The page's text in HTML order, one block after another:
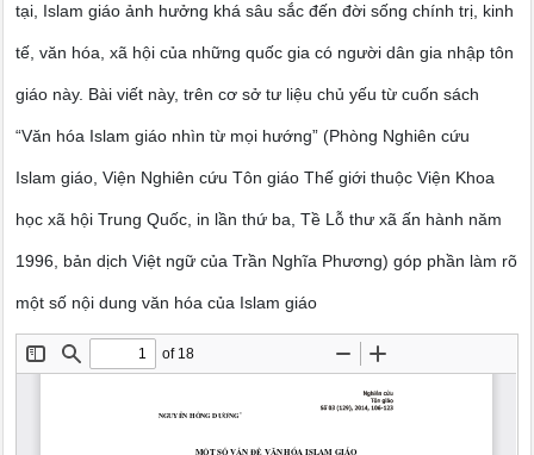
tại, Islam giáo ảnh hưởng khá sâu sắc đến đời sống chính trị, kinh
tế, văn hóa, xã hội của những quốc gia có người dân gia nhập tôn
giáo này. Bài viết này, trên cơ sở tư liệu chủ yếu từ cuốn sách
“Văn hóa Islam giáo nhìn từ mọi hướng” (Phòng Nghiên cứu
Islam giáo, Viện Nghiên cứu Tôn giáo Thế giới thuộc Viện Khoa
học xã hội Trung Quốc, in lần thứ ba, Tề Lỗ thư xã ấn hành năm
1996, bản dịch Việt ngữ của Trần Nghĩa Phương) góp phần làm rõ
một số nội dung văn hóa của Islam giáo